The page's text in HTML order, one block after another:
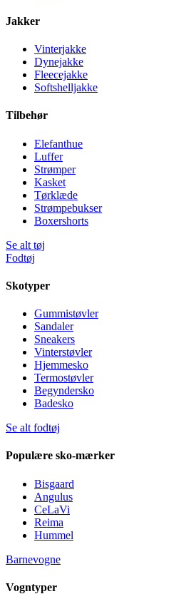
Jakker
Vinterjakke
Dynejakke
Fleecejakke
Softshelljakke
Tilbehør
Elefanthue
Luffer
Strømper
Kasket
Tørklæde
Strømpebukser
Boxershorts
Se alt tøj
Fodtøj
Skotyper
Gummistøvler
Sandaler
Sneakers
Vinterstøvler
Hjemmesko
Termostøvler
Begyndersko
Badesko
Se alt fodtøj
Populære sko-mærker
Bisgaard
Angulus
CeLaVi
Reima
Hummel
Barnevogne
Vogntyper